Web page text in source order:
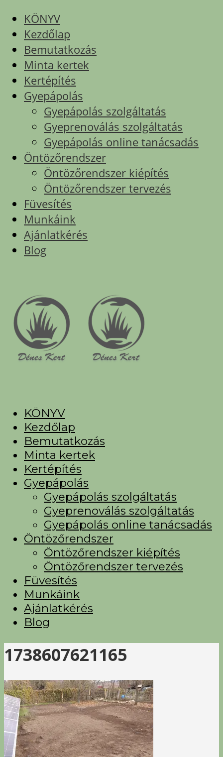
KÖNYV
Kezdőlap
Bemutatkozás
Minta kertek
Kertépítés
Gyepápolás
Gyepápolás szolgáltatás
Gyeprenoválás szolgáltatás
Gyepápolás online tanácsadás
Öntözőrendszer
Öntözőrendszer kiépítés
Öntözőrendszer tervezés
Füvesítés
Munkáink
Ajánlatkérés
Blog
KÖNYV
Kezdőlap
Bemutatkozás
Minta kertek
Kertépítés
Gyepápolás
Gyepápolás szolgáltatás
Gyeprenoválás szolgáltatás
Gyepápolás online tanácsadás
Öntözőrendszer
Öntözőrendszer kiépítés
Öntözőrendszer tervezés
Füvesítés
Munkáink
Ajánlatkérés
Blog
1738607621165